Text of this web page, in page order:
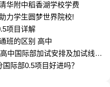
右的同学，有托福
为所在区排20%
京籍的同学签约，均有
华附中稻香湖学校学费
力学生圆梦世界院校!
项目详解
班的区别 高中
中国际部加试安排及加试线汇
际部0.5项目好进吗？